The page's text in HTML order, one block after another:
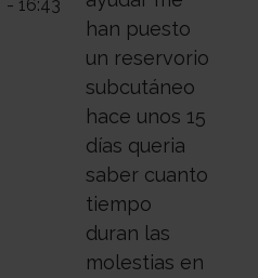
- 16:43
han puesto
un reservorio
subcutáneo
hace unos 15
días queria
saber cuanto
tiempo
duran las
molestias en